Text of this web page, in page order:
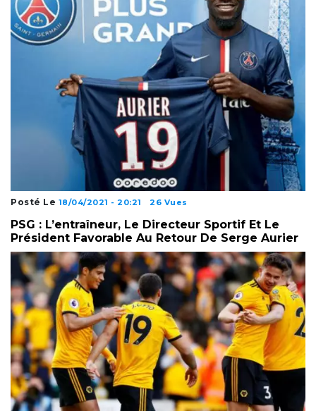
Posté Le 18/04/2021 - 20:21 26 Vues
PSG : L’entraîneur, Le Directeur Sportif Et Le
Président Favorable Au Retour De Serge Aurier